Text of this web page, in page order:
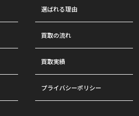
選ばれる理由
買取の流れ
買取実績
プライバシーポリシー